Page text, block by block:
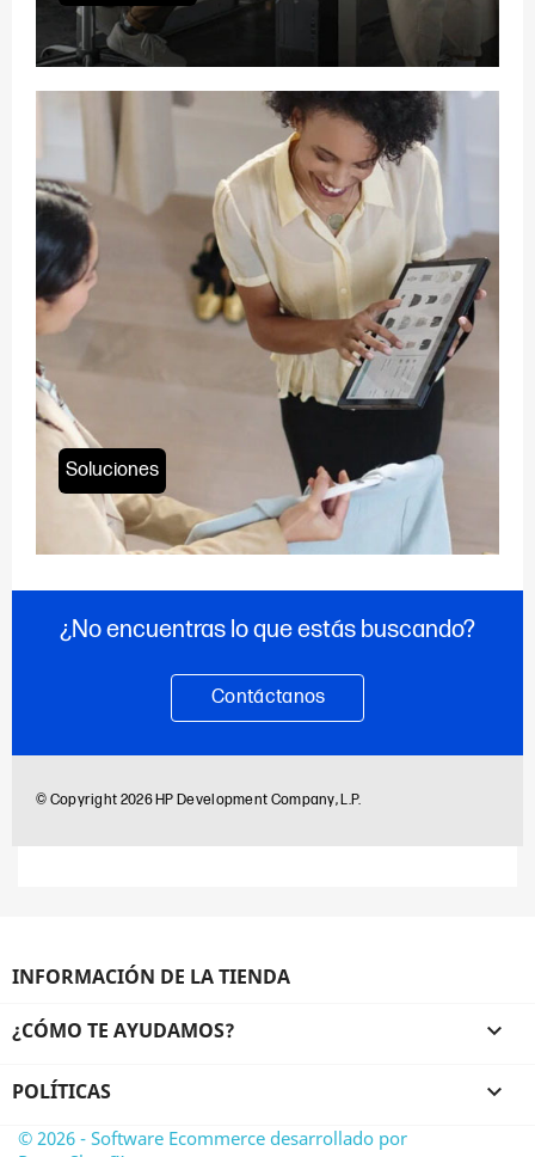
INFORMACIÓN DE LA TIENDA
¿CÓMO TE AYUDAMOS? 
POLÍTICAS 
© 2026 - Software Ecommerce desarrollado por